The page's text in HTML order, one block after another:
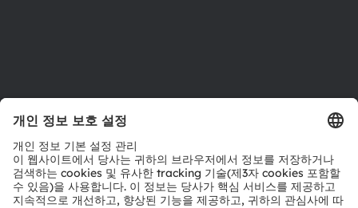
문의
파트너 네트워크
내부 고발